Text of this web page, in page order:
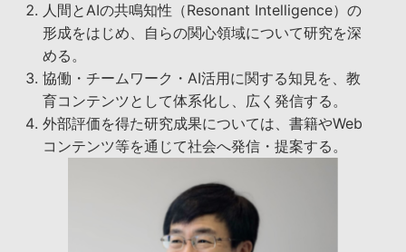
人間とAIの共鳴知性（Resonant Intelligence）の
形成をはじめ、自らの関心領域について研究を深
める。
協働・チームワーク・AI活用に関する知見を、教
育コンテンツとして体系化し、広く発信する。
外部評価を得た研究成果については、書籍やWeb
コンテンツ等を通じて社会へ発信・提案する。